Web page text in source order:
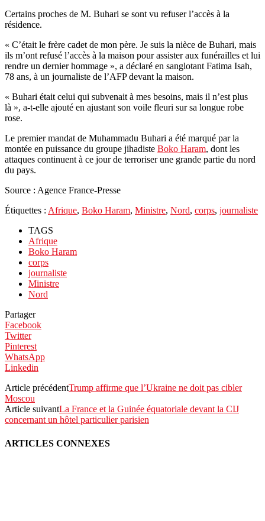
Certains proches de M. Buhari se sont vu refuser l’accès à la
résidence.
« C’était le frère cadet de mon père. Je suis la nièce de Buhari, mais
ils m’ont refusé l’accès à la maison pour assister aux funérailles et lui
rendre un dernier hommage », a déclaré en sanglotant Fatima Isah,
78 ans, à un journaliste de l’AFP devant la maison.
« Buhari était celui qui subvenait à mes besoins, mais il n’est plus
là », a-t-elle ajouté en ajustant son voile fleuri sur sa longue robe
rose.
Le premier mandat de Muhammadu Buhari a été marqué par la
montée en puissance du groupe jihadiste Boko Haram, dont les
attaques continuent à ce jour de terroriser une grande partie du nord
du pays.
Source : Agence France-Presse
Étiquettes : Afrique, Boko Haram, Ministre, Nord, corps, journaliste
TAGS
Afrique
Boko Haram
corps
journaliste
Ministre
Nord
Partager
Facebook
Twitter
Pinterest
WhatsApp
Linkedin
Article précédentTrump affirme que l’Ukraine ne doit pas cibler
Moscou
Article suivantLa France et la Guinée équatoriale devant la CIJ
concernant un hôtel particulier parisien
ARTICLES CONNEXES